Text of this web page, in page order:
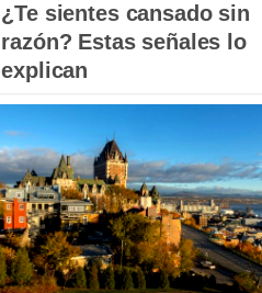
¿Te sientes cansado sin
razón? Estas señales lo
explican